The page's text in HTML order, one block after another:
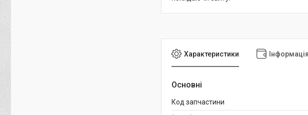
Характеристики
Основні
Код запчастини